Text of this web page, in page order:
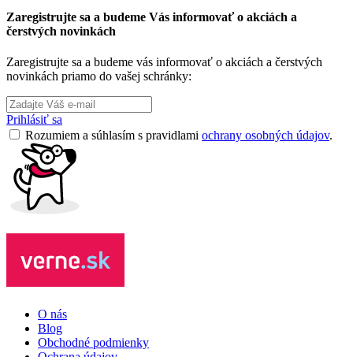
Zaregistrujte sa a budeme Vás informovať o akciách a
čerstvých novinkách
Zaregistrujte sa a budeme vás informovať o akciách a čerstvých
novinkách priamo do vašej schránky:
Prihlásiť sa
Rozumiem a súhlasím s pravidlami ochrany osobných údajov.
O nás
Blog
Obchodné podmienky